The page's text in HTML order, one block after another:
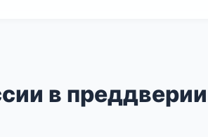
в преддверии